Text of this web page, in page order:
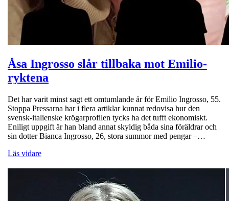
Åsa Ingrosso slår tillbaka mot Emilio-
ryktena
Det har varit minst sagt ett omtumlande år för Emilio Ingrosso, 55.
Stoppa Pressarna har i flera artiklar kunnat redovisa hur den
svensk-italienske krögarprofilen tycks ha det tufft ekonomiskt.
Eniligt uppgift är han bland annat skyldig båda sina föräldrar och
sin dotter Bianca Ingrosso, 26, stora summor med pengar –…
Läs vidare